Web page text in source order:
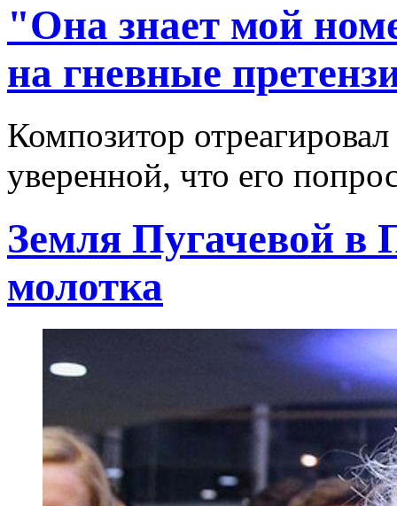
"Она знает мой
на гневные
Композитор
уверенной, что его
Земля Пугачевой в
молотка